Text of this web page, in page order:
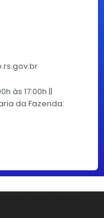
às 17:00h ||
da Fazenda: